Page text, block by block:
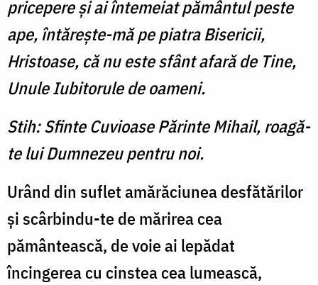
pricepere şi ai întemeiat pământul peste
ape, întăreşte-mă pe piatra Bisericii,
Hristoase, că nu este sfânt afară de Tine,
Unule Iubitorule de oameni.
Stih: Sfinte Cuvioase Părinte Mihail, roagă-
te lui Dumnezeu pentru noi.
Urând din suflet amărăciunea desfătărilor
şi scârbindu-te de mărirea cea
pământească, de voie ai lepădat
încingerea cu cinstea cea lumească,